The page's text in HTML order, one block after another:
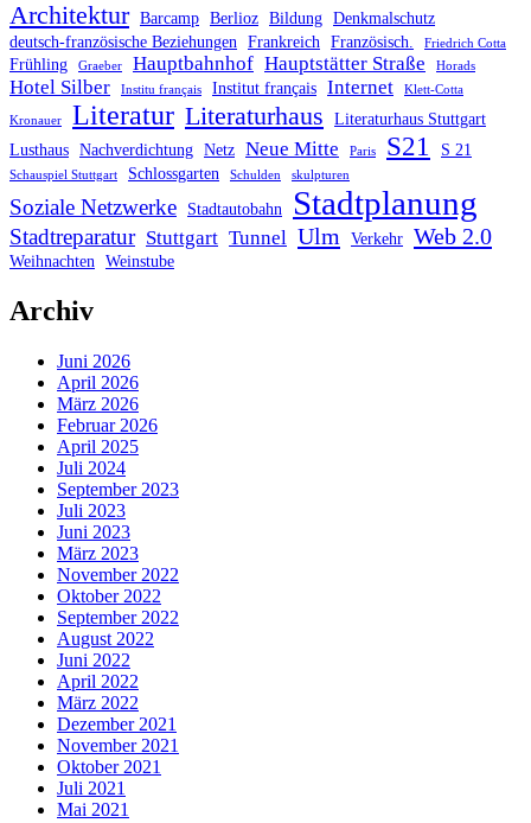
Architektur Barcamp Berlioz Bildung Denkmalschutz
deutsch-französische Beziehungen Frankreich Französisch. Friedrich Cotta
Frühling Graeber Hauptbahnhof Hauptstätter Straße Horads
Hotel Silber Institu français Institut français Internet Klett-Cotta
Kronauer Literatur Literaturhaus
Literaturhaus Stuttgart
Lusthaus Nachverdichtung Netz Neue Mitte Paris S21 S 21
Schauspiel Stuttgart Schlossgarten Schulden skulpturen
Soziale Netzwerke Stadtautobahn Stadtplanung
Stadtreparatur Stuttgart Tunnel Ulm Verkehr Web 2.0
Weihnachten Weinstube
Archiv
Juni 2026
April 2026
März 2026
Februar 2026
April 2025
Juli 2024
September 2023
Juli 2023
Juni 2023
März 2023
November 2022
Oktober 2022
September 2022
August 2022
Juni 2022
April 2022
März 2022
Dezember 2021
November 2021
Oktober 2021
Juli 2021
Mai 2021